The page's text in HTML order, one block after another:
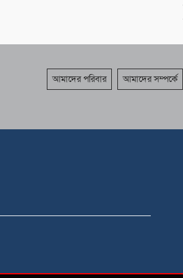
আমাদের পরিবার আমাদের সম্পর্কে